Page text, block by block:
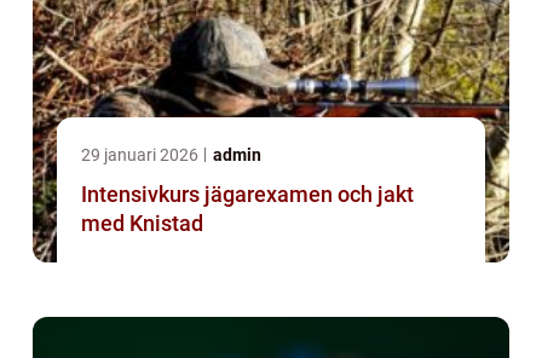
29 januari 2026 admin
Intensivkurs jägarexamen och jakt
med Knistad